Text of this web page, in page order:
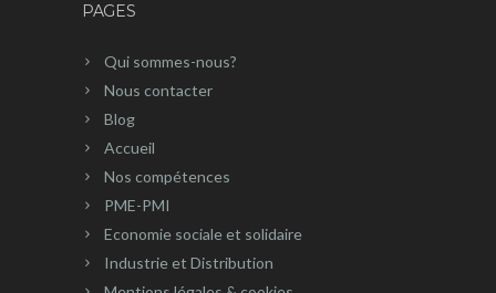
PAGES
Qui sommes-nous?
Nous contacter
Blog
Accueil
Nos compétences
PME-PMI
Economie sociale et solidaire
Industrie et Distribution